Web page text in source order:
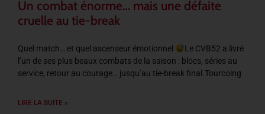
Un combat énorme… mais une défaite
cruelle au tie-break
Quel match… et quel ascenseur émotionnel
Le CVB52 a livré
l’un de ses plus beaux combats de la saison : blocs, séries au
service, retour au courage… jusqu’au tie-break final.Tourcoing
LIRE LA SUITE »